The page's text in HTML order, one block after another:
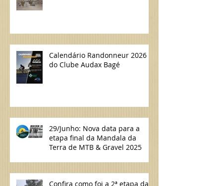
Calendário Randonneur 2026
do Clube Audax Bagé
29/Junho: Nova data para a
etapa final da Mandala da
Terra de MTB & Gravel 2025
Confira como foi a 2ª etapa da